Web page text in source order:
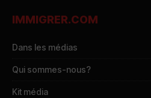
IMMIGRER.COM
Dans les médias
Qui sommes-nous?
Kit média